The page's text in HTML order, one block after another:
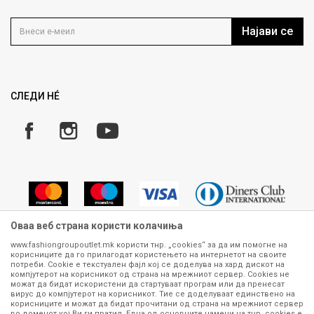
Кариера
Како да купите
Замена и рефундација на производи
Плаќање
Најави се
СЛЕДИ НÉ
Сите информации околу производите кои се изложени на нашата
онлајн продавница се стремиме да бидат конкретни, точни и прецизни,
меѓутоа не можеме да гарантираме дека се без ниту една грешка или
пак дека сите производи во моментот се достапни на залиха.
Фотографиите се најверодостојниот приказ на производот. Доколку
Оваа веб страна користи колачиња
www.fashiongroupoutlet.mk користи тнр. „cookies“ за да им помогне на
корисниците да го прилагодат користењето на интернетот на своите
потреби. Cookie е текстуален фајл кој се доделува на хард дискот на
компјутерот на корисникот од страна на мрежниот сервер. Cookies не
можат да бидат искористени да стартуваат програм или да пренесат
вирус до компјутерот на корисникот. Тие се доделуваат единствено на
корисниците и можат да бидат прочитани од страна на мрежниот сервер